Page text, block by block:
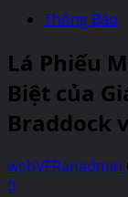
Thông Báo
Lá Phiếu
Biệt của
Braddock
webVFRanadmin
0